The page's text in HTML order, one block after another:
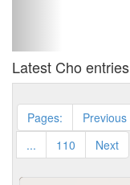
Latest Cho entries
Pages: Previous
...
110 Next